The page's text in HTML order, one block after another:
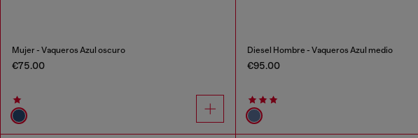
Mujer - Vaqueros Azul oscuro
€75.00
Diesel Hombre - Vaqueros Azul medio
€95.00